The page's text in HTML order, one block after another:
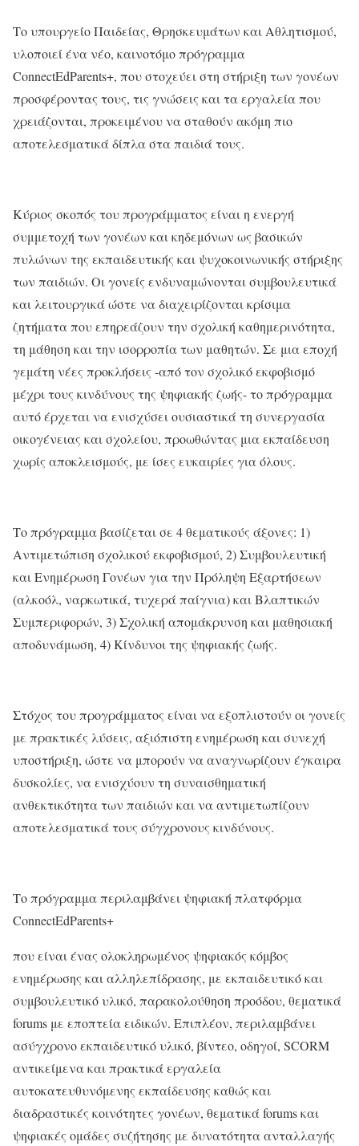
Το υπουργείο Παιδείας, Θρησκευμάτων και Αθλητισμού,
υλοποιεί ένα νέο, καινοτόμο πρόγραμμα
ConnectΕdParents+, που στοχεύει στη στήριξη των γονέων
προσφέροντας τους, τις γνώσεις και τα εργαλεία που
χρειάζονται, προκειμένου να σταθούν ακόμη πιο
αποτελεσματικά δίπλα στα παιδιά τους.
Κύριος σκοπός του προγράμματος είναι η ενεργή
συμμετοχή των γονέων και κηδεμόνων ως βασικών
πυλώνων της εκπαιδευτικής και ψυχοκοινωνικής στήριξης
των παιδιών. Οι γονείς ενδυναμώνονται συμβουλευτικά
και λειτουργικά ώστε να διαχειρίζονται κρίσιμα
ζητήματα που επηρεάζουν την σχολική καθημερινότητα,
τη μάθηση και την ισορροπία των μαθητών. Σε μια εποχή
γεμάτη νέες προκλήσεις -από τον σχολικό εκφοβισμό
μέχρι τους κινδύνους της ψηφιακής ζωής- το πρόγραμμα
αυτό έρχεται να ενισχύσει ουσιαστικά τη συνεργασία
οικογένειας και σχολείου, προωθώντας μια εκπαίδευση
χωρίς αποκλεισμούς, με ίσες ευκαιρίες για όλους.
Το πρόγραμμα βασίζεται σε 4 θεματικούς άξονες: 1)
Αντιμετώπιση σχολικού εκφοβισμού, 2) Συμβουλευτική
και Ενημέρωση Γονέων για την Πρόληψη Εξαρτήσεων
(αλκοόλ, ναρκωτικά, τυχερά παίγνια) και Βλαπτικών
Συμπεριφορών, 3) Σχολική απομάκρυνση και μαθησιακή
αποδυνάμωση, 4) Κίνδυνοι της ψηφιακής ζωής.
Στόχος του προγράμματος είναι να εξοπλιστούν οι γονείς
με πρακτικές λύσεις, αξιόπιστη ενημέρωση και συνεχή
υποστήριξη, ώστε να μπορούν να αναγνωρίζουν έγκαιρα
δυσκολίες, να ενισχύουν τη συναισθηματική
ανθεκτικότητα των παιδιών και να αντιμετωπίζουν
αποτελεσματικά τους σύγχρονους κινδύνους.
Το πρόγραμμα περιλαμβάνει ψηφιακή πλατφόρμα
ConnectEdParents+
που είναι ένας ολοκληρωμένος ψηφιακός κόμβος
ενημέρωσης και αλληλεπίδρασης, με εκπαιδευτικό και
συμβουλευτικό υλικό, παρακολούθηση προόδου, θεματικά
forums με εποπτεία ειδικών. Επιπλέον, περιλαμβάνει
ασύγχρονο εκπαιδευτικό υλικό, βίντεο, οδηγοί, SCORM
αντικείμενα και πρακτικά εργαλεία
αυτοκατευθυνόμενης εκπαίδευσης καθώς και
διαδραστικές κοινότητες γονέων, θεματικάforumsκαι
ψηφιακές ομάδες συζήτησης με δυνατότητα ανταλλαγής